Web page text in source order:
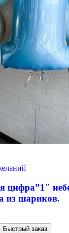
цифра”1″
из шариков.
Быстрый заказ